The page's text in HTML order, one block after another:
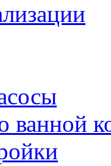
ванной